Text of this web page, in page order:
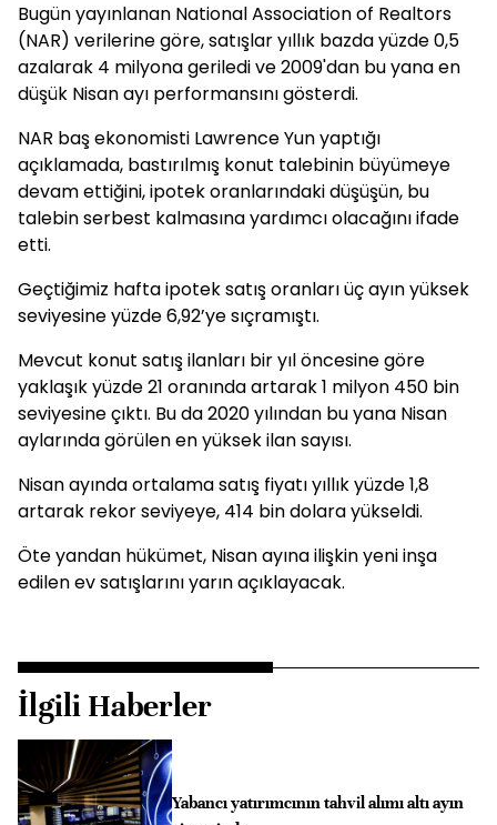
Bugün yayınlanan National Association of Realtors
(NAR) verilerine göre, satışlar yıllık bazda yüzde 0,5
azalarak 4 milyona geriledi ve 2009'dan bu yana en
düşük Nisan ayı performansını gösterdi.
NAR baş ekonomisti Lawrence Yun yaptığı
açıklamada, bastırılmış konut talebinin büyümeye
devam ettiğini, ipotek oranlarındaki düşüşün, bu
talebin serbest kalmasına yardımcı olacağını ifade
etti.
Geçtiğimiz hafta ipotek satış oranları üç ayın yüksek
seviyesine yüzde 6,92’ye sıçramıştı.
Mevcut konut satış ilanları bir yıl öncesine göre
yaklaşık yüzde 21 oranında artarak 1 milyon 450 bin
seviyesine çıktı. Bu da 2020 yılından bu yana Nisan
aylarında görülen en yüksek ilan sayısı.
Nisan ayında ortalama satış fiyatı yıllık yüzde 1,8
artarak rekor seviyeye, 414 bin dolara yükseldi.
Öte yandan hükümet, Nisan ayına ilişkin yeni inşa
edilen ev satışlarını yarın açıklayacak.
İlgili Haberler
Yabancı yatırımcının tahvil alımı altı ayın